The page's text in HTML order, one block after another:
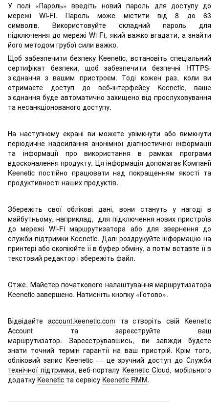
У полі «Пароль» введіть новий пароль для доступу до
мережі Wi-Fi. Пароль може містити від 8 до 63
символів. Використовуйте складний пароль для
підключення до мережі Wi-Fi, який важко вгадати, а знайти
його методом грубої сили важко.
Щоб забезпечити безпеку Keenetic, встановіть спеціальний
сертифікат безпеки, щоб забезпечити безпечні HTTPS-
з’єднання з вашим пристроєм. Тоді кожен раз, коли ви
отримаєте доступ до веб-інтерфейсу Keenetic, ваше
з’єднання буде автоматично захищено від прослуховування
та несанкціонованого доступу.
На наступному екрані ви можете увімкнути або вимкнути
періодичне надсилання анонімної діагностичної інформації
та інформації про використання в рамках програми
вдосконалення продукту. Ця інформація допомагає Компанії
Keenetic постійно працювати над покращенням якості та
продуктивності наших продуктів.
Збережіть свої облікові дані, вони стануть у нагоді в
майбутньому, наприклад, для підключення нових пристроїв
до мережі Wi-Fi маршрутизатора або для звернення до
служби підтримки Keenetic. Далі роздрукуйте інформацію на
принтері або скопіюйте її в буфер обміну, а потім вставте її в
текстовий редактор і збережіть файл.
Отже, Майстер початкового налаштування маршрутизатора
Keenetic завершено. Натисніть кнопку «Готово».
Відвідайте account.keenetic.com та створіть свій Keenetic
Account та зареєструйте ваш
маршрутизатор. Зареєструвавшись, ви завжди будете
знати точний термін гарантії на ваш пристрій. Крім того,
обліковий запис Keenetic — це зручний доступ до Служби
технічної підтримки, веб-порталу Keenetic Cloud, мобільного
додатку Keenetic та сервісу Keenetic RMM.